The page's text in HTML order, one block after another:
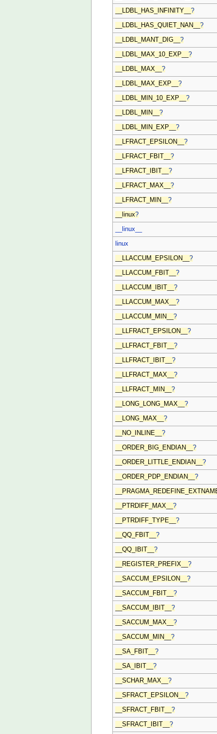
__LDBL_HAS_INFINITY__?
__LDBL_HAS_QUIET_NAN__?
__LDBL_MANT_DIG__?
__LDBL_MAX_10_EXP__?
__LDBL_MAX__?
__LDBL_MAX_EXP__?
__LDBL_MIN_10_EXP__?
__LDBL_MIN__?
__LDBL_MIN_EXP__?
__LFRACT_EPSILON__?
__LFRACT_FBIT__?
__LFRACT_IBIT__?
__LFRACT_MAX__?
__LFRACT_MIN__?
__linux?
__linux__
linux
__LLACCUM_EPSILON__?
__LLACCUM_FBIT__?
__LLACCUM_IBIT__?
__LLACCUM_MAX__?
__LLACCUM_MIN__?
__LLFRACT_EPSILON__?
__LLFRACT_FBIT__?
__LLFRACT_IBIT__?
__LLFRACT_MAX__?
__LLFRACT_MIN__?
__LONG_LONG_MAX__?
__LONG_MAX__?
__NO_INLINE__?
__ORDER_BIG_ENDIAN__?
__ORDER_LITTLE_ENDIAN__?
__ORDER_PDP_ENDIAN__?
__PTRDIFF_MAX__?
__PTRDIFF_TYPE__?
__QQ_FBIT__?
__QQ_IBIT__?
__REGISTER_PREFIX__?
__SACCUM_EPSILON__?
__SACCUM_FBIT__?
__SACCUM_IBIT__?
__SACCUM_MAX__?
__SACCUM_MIN__?
__SA_FBIT__?
__SA_IBIT__?
__SCHAR_MAX__?
__SFRACT_EPSILON__?
__SFRACT_FBIT__?
__SFRACT_IBIT__?